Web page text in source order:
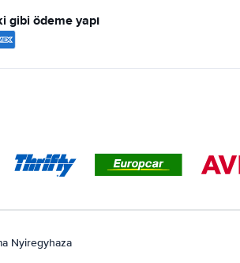
gibi ödeme yapı
Nyiregyhaza